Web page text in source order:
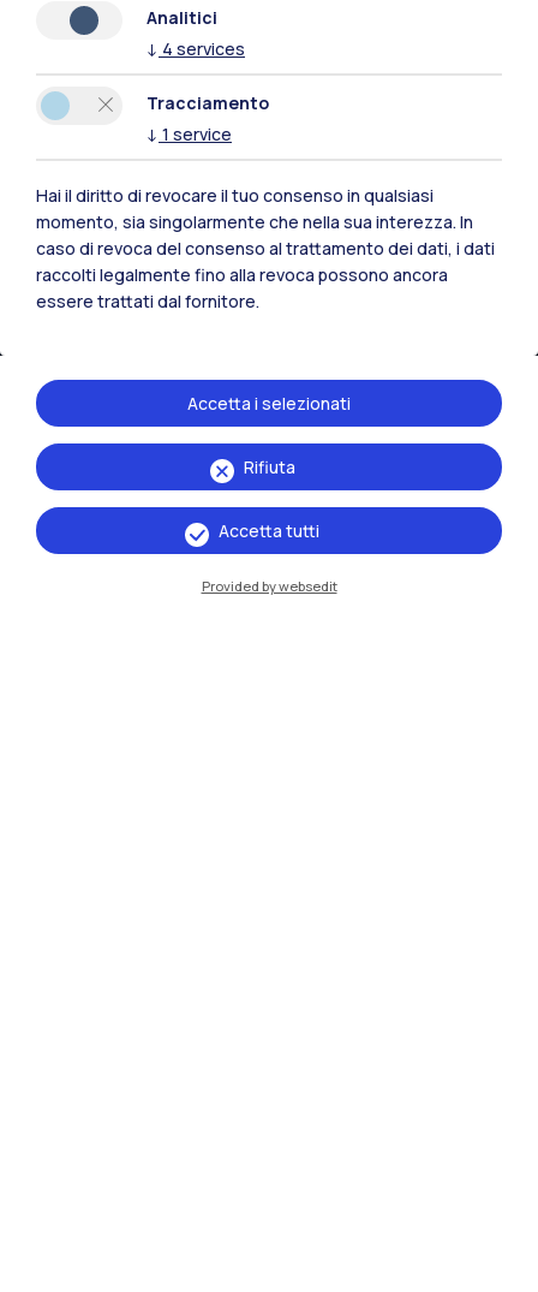
IT EN
Milano Leonardo
Milano Bovisa
Cremona
Lecco
Analitici
↓ 4 services
Tracciamento
↓ 1 service
Hai il diritto di revocare il tuo consenso in qualsiasi
momento, sia singolarmente che nella sua interezza. In
caso di revoca del consenso al trattamento dei dati, i dati
raccolti legalmente fino alla revoca possono ancora
essere trattati dal fornitore.
Rifiuta
Accetta i selezionati
Accetta tutti
Provided by websedit